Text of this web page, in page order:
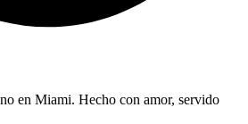
en Miami. Hecho con amor, servido